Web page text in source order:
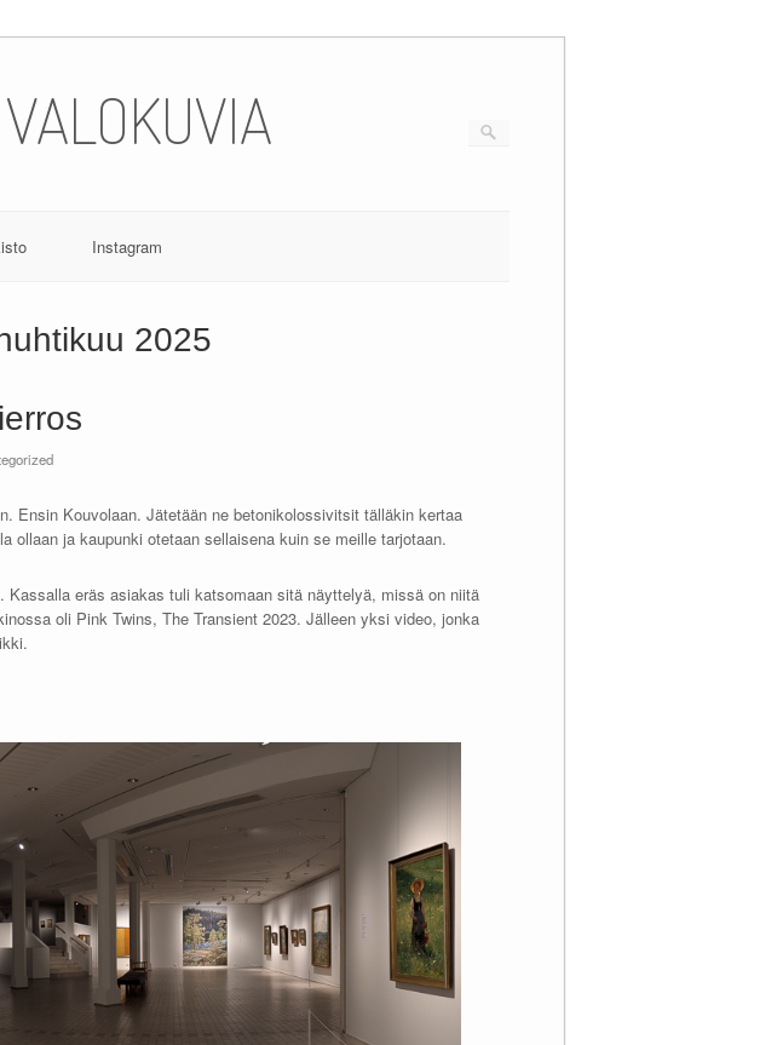
Instagram
2025
Ensin Kouvolaan. Jätetään ne betonikolossivitsit tälläkin kertaa
ja kaupunki otetaan sellaisena kuin se meille tarjotaan.
eräs asiakas tuli katsomaan sitä näyttelyä, missä on niitä
oli Pink Twins, The Transient 2023. Jälleen yksi video, jonka